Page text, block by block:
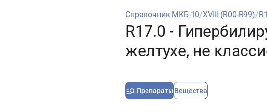
Справочник МКБ-10/XVIII (R00-R99)/
R17.0 -
желтухе, не
Препараты Вещества